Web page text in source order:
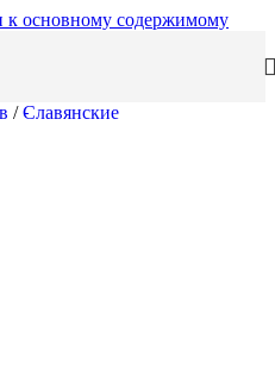
к основному содержимому
/ Славянские